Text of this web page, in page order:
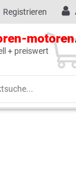
Registrieren
motoren
+ preiswert